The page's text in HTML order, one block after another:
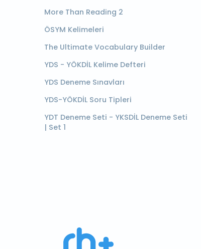
More Than Reading 2
ÖSYM Kelimeleri
The Ultimate Vocabulary Builder
YDS - YÖKDİL Kelime Defteri
YDS Deneme Sınavları
YDS-YÖKDİL Soru Tipleri
YDT Deneme Seti - YKSDİL Deneme Seti
| Set 1